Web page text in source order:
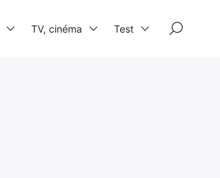
TV, cinéma Test